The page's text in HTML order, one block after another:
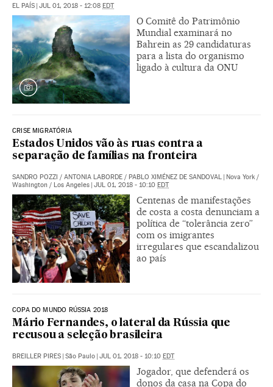
EL PAÍS | JUL 01, 2018 - 12:08 EDT
O Comitê do Patrimônio
Mundial examinará no
Bahrein as 29 candidaturas
para a lista do organismo
ligado à cultura da ONU
CRISE MIGRATÓRIA
Estados Unidos vão às ruas contra a
separação de famílias na fronteira
SANDRO POZZI / ANTONIA LABORDE / PABLO XIMÉNEZ DE SANDOVAL | Nova York /
Washington / Los Angeles | JUL 01, 2018 - 10:10 EDT
Centenas de manifestações
de costa a costa denunciam a
política de “tolerância zero”
com os imigrantes
irregulares que escandalizou
ao país
COPA DO MUNDO RÚSSIA 2018
Mário Fernandes, o lateral da Rússia que
recusou a seleção brasileira
BREILLER PIRES | São Paulo | JUL 01, 2018 - 10:10 EDT
Jogador, que defenderá os
donos da casa na Copa do